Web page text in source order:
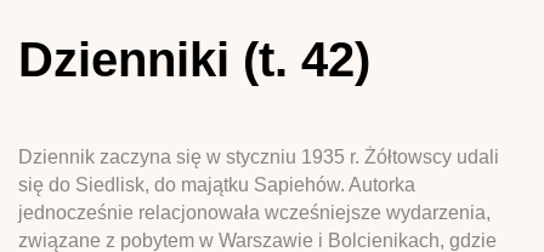
Dzienniki (t. 42)
Dziennik zaczyna się w styczniu 1935 r. Żółtowscy udali
się do Siedlisk, do majątku Sapiehów. Autorka
jednocześnie relacjonowała wcześniejsze wydarzenia,
związane z pobytem w Warszawie i Bolcienikach, gdzie